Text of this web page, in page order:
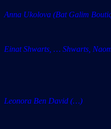
Anna Ukolova (Bat Galim
Einat Shwarts, … Shwarts,
Leonora Ben David (…)